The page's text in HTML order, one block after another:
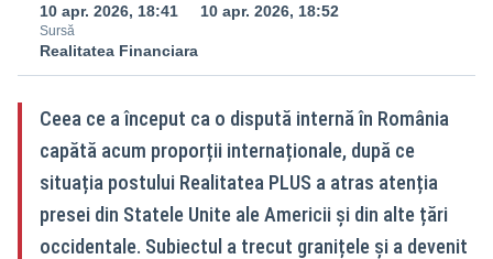
10 apr. 2026, 18:41 10 apr. 2026, 18:52
Sursă
Realitatea Financiara
Ceea ce a început ca o dispută internă în România
capătă acum proporții internaționale, după ce
situația postului Realitatea PLUS a atras atenția
presei din Statele Unite ale Americii și din alte țări
occidentale. Subiectul a trecut granițele și a devenit